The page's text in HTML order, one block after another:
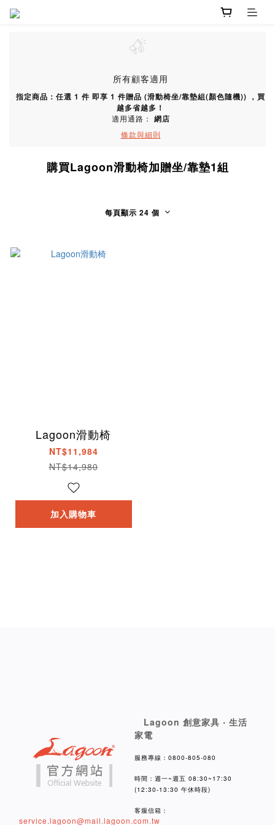
所有顧客適用
指定商品：任選 1 件 即享 1 件贈品 (滑動椅坐/靠墊組(顏色隨機)) ，買
越多省越多！
適用通路： 網店
條款與細則
購買Lagoon滑動椅加贈坐/靠墊1組
每頁顯示 24 個
Lagoon滑動椅
NT$11,984
NT$14,980
加入購物車
Lagoon 創意家具 ‧ 生活
家電
服務專線：0800-805-080
時間：週一~週五 08:30~17:30
(12:30-13:30 午休時段)
客服信箱：
service.lagoon@mail.lagoon.com.tw